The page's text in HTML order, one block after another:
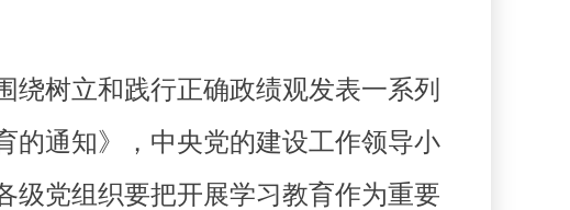
树立和践行正确政绩观发表一系列
的通知》，中央党的建设工作领导小
级党组织要把开展学习教育作为重要